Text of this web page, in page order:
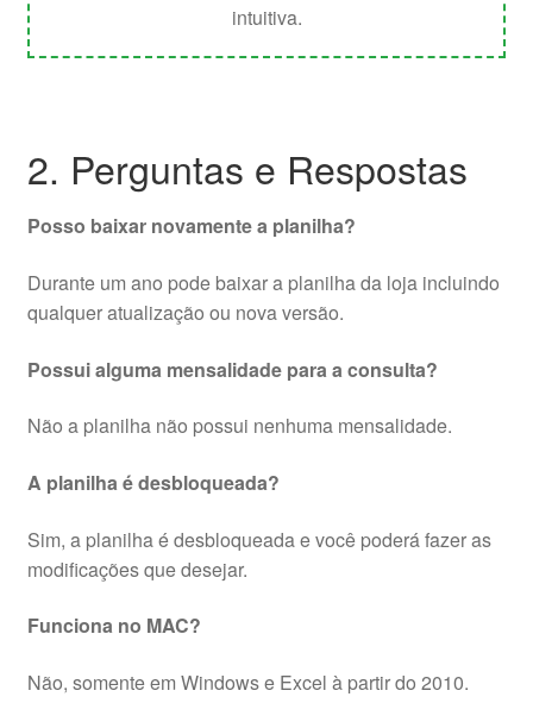
intuitiva.
2. Perguntas e Respostas
Posso baixar novamente a planilha?
Durante um ano pode baixar a planilha da loja incluindo
qualquer atualização ou nova versão.
Possui alguma mensalidade para a consulta?
Não a planilha não possui nenhuma mensalidade.
A planilha é desbloqueada?
Sim, a planilha é desbloqueada e você poderá fazer as
modificações que desejar.
Funciona no MAC?
Não, somente em Windows e Excel à partir do 2010.